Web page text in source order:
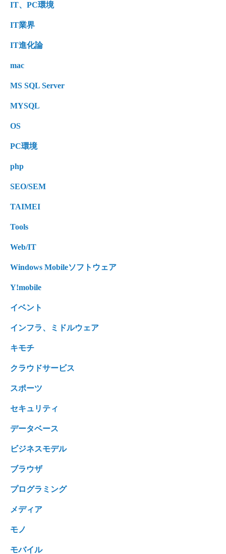
IT、PC環境
IT業界
IT進化論
mac
MS SQL Server
MYSQL
OS
PC環境
php
SEO/SEM
TAIMEI
Tools
Web/IT
Windows Mobileソフトウェア
Y!mobile
イベント
インフラ、ミドルウェア
キモチ
クラウドサービス
スポーツ
セキュリティ
データベース
ビジネスモデル
ブラウザ
プログラミング
メディア
モノ
モバイル